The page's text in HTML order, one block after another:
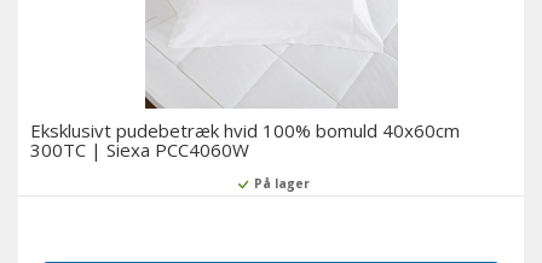
Eksklusivt pudebetræk hvid 100% bomuld 40x60cm
300TC | Siexa PCC4060W
På lager